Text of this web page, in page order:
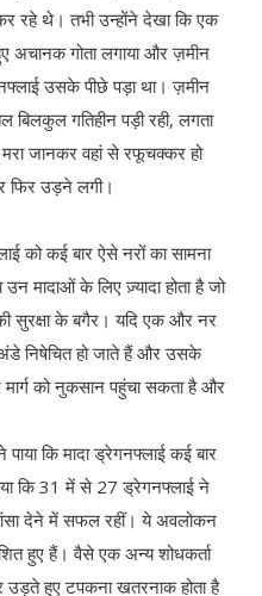
रहे थे। तभी उन्होंने देखा कि एक
अचानक गोता लगाया और ज़मीन
उसके पीछे पड़ा था। ज़मीन
बिलकुल गतिहीन पड़ी रही, लगता
जानकर वहां से रफूचक्कर हो
फिर उड़ने लगी।
को कई बार ऐसे नरों का सामना
मादाओं के लिए ज़्यादा होता है जो
सुरक्षा के बगैर। यदि एक और नर
निषेचित हो जाते हैं और उसके
को नुकसान पहुंचा सकता है और
कि मादा ड्रेगनफ्लाई कई बार
कि 31 में से 27 ड्रेगनफ्लाई ने
देने में सफल रहीं। ये अवलोकन
हुए हैं। वैसे एक अन्य शोधकर्ता
उड़ते हुए टपकना खतरनाक होता है